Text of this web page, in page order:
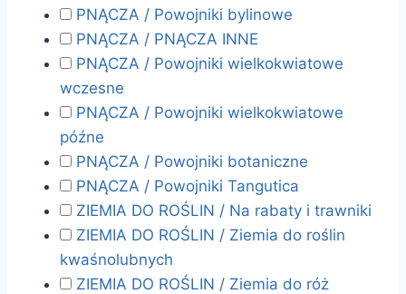
PNĄCZA / Powojniki bylinowe
PNĄCZA / PNĄCZA INNE
PNĄCZA / Powojniki wielkokwiatowe
wczesne
PNĄCZA / Powojniki wielkokwiatowe
późne
PNĄCZA / Powojniki botaniczne
PNĄCZA / Powojniki Tangutica
ZIEMIA DO ROŚLIN / Na rabaty i trawniki
ZIEMIA DO ROŚLIN / Ziemia do roślin
kwaśnolubnych
ZIEMIA DO ROŚLIN / Ziemia do róż